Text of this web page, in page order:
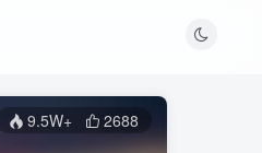
9.5W+ 2688